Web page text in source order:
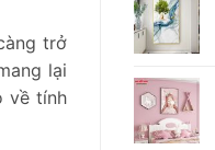
trở
lại
về tính